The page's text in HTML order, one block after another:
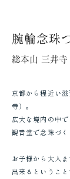
腕輪念珠
総本山 三井寺
京都から程近い
寺）。
広大な境内の中
観音堂で念珠づく
お子様から大人
出来るというこ